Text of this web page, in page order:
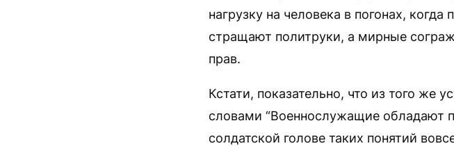
нагрузку на человека в погонах,
стращают политруки, а мирные
прав.
Кстати, показательно, что из того же
словами “Военнослужащие обладают
солдатской голове таких понятий